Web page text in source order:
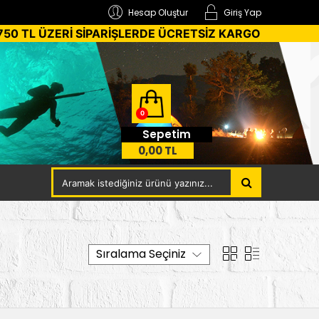
Giriş Yap
Hesap Oluştur
TL ÜZERİ SİPARİŞLERDE ÜCRETSİZ KARGO
0
Sepetim
0,00 TL